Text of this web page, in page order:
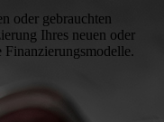
oder gebrauchten
Ihres neuen oder